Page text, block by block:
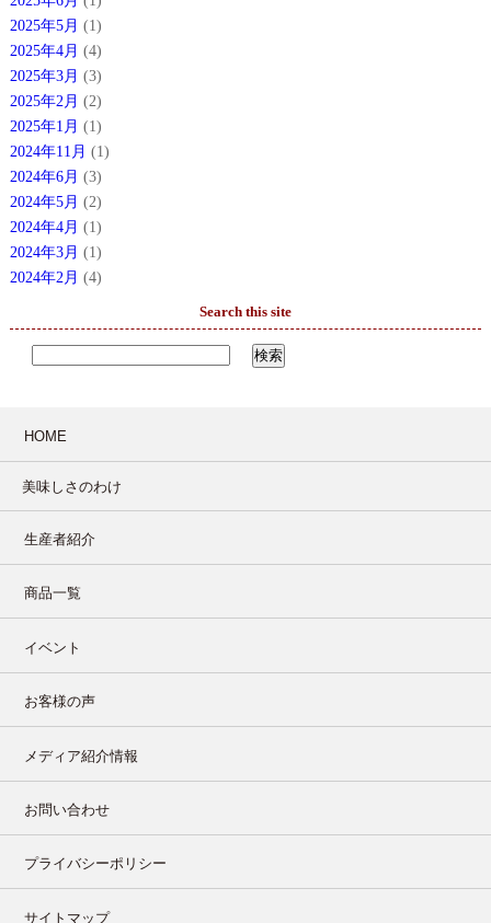
2025年5月 (1)
2025年4月 (4)
2025年3月 (3)
2025年2月 (2)
2025年1月 (1)
2024年11月 (1)
2024年6月 (3)
2024年5月 (2)
2024年4月 (1)
2024年3月 (1)
2024年2月 (4)
Search this site
HOME
美味しさのわけ
生産者紹介
商品一覧
イベント
お客様の声
メディア紹介情報
お問い合わせ
プライバシーポリシー
サイトマップ